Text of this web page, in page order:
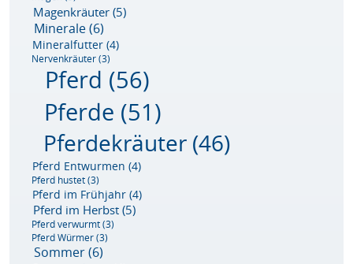
Magenkräuter (5)
Minerale(6)
Mineralfutter (4)
Nervenkräuter(3)
Pferd (56)
Pferde (51)
Pferdekräuter (46)
Pferd Entwurmen (4)
Pferd hustet(3)
Pferd im Frühjahr (4)
Pferd im Herbst (5)
Pferd verwurmt(3)
Pferd Würmer(3)
Sommer(6)